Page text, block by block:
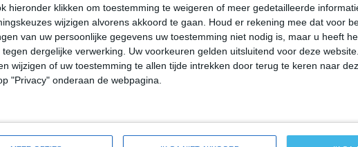
hieronder klikken om toestemming te weigeren of meer gedetailleerde
wijzigen alvorens akkoord te gaan.
Houd er rekening mee dat voor
van uw persoonlijke gegevens uw toestemming niet nodig is, maar u heeft
dergelijke verwerking. Uw voorkeuren gelden uitsluitend voor deze
wijzigen of uw toestemming te allen tijde intrekken door terug te keren naar
"Privacy" onderaan de webpagina.
totaalbeeld van het klimaat en de mogelijke weersomstandigheden
de kans op winters weer, (extreme) hitte of orkanen is vind je vaak niet
handige extra klimaatinfo.
op winters
kans op
kans op orkanen